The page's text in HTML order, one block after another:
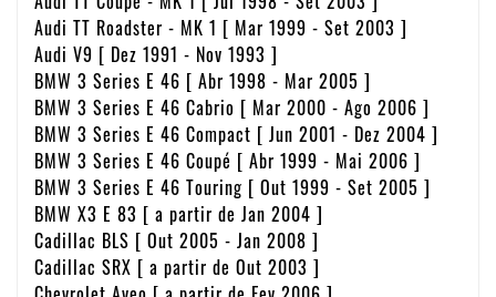
Audi TT Roadster - MK 1 [ Mar 1999 - Set 2003 ]
Audi V9 [ Dez 1991 - Nov 1993 ]
BMW 3 Series E 46 [ Abr 1998 - Mar 2005 ]
BMW 3 Series E 46 Cabrio [ Mar 2000 - Ago 2006 ]
BMW 3 Series E 46 Compact [ Jun 2001 - Dez 2004 ]
BMW 3 Series E 46 Coupé [ Abr 1999 - Mai 2006 ]
BMW 3 Series E 46 Touring [ Out 1999 - Set 2005 ]
BMW X3 E 83 [ a partir de Jan 2004 ]
Cadillac BLS [ Out 2005 - Jan 2008 ]
Cadillac SRX [ a partir de Out 2003 ]